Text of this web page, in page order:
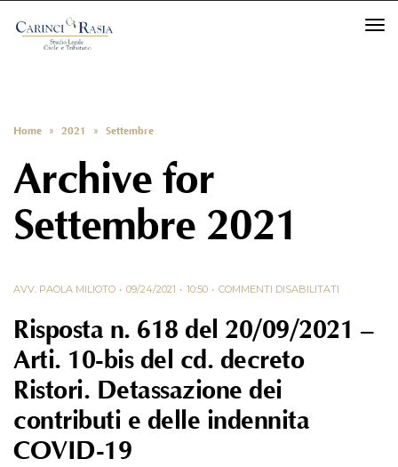
Home » 2021 » Settembre
Archive for
Settembre 2021
AVV. PAOLA MILIOTO 09/24/2021 10:50 COMMENTI DISABILITATI
Risposta n. 618 del 20/09/2021 –
Arti. 10-bis del cd. decreto
Ristori. Detassazione dei
contributi e delle indennità
COVID-19